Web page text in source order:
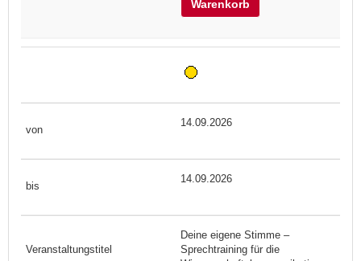
Warenkorb
14.09.2026
14.09.2026
Deine eigene Stimme –
Sprechtraining für die